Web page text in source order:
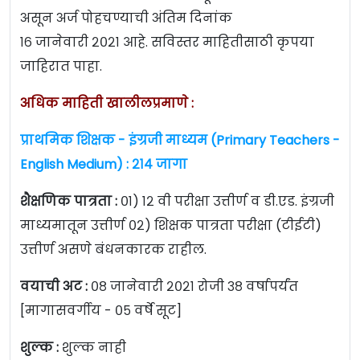
असून अर्ज पोहचण्याची अंतिम दिनांक
१६ जानेवारी २०२१ आहे. सविस्तर माहितीसाठी कृपया
जाहिरात पाहा.
अधिक माहिती खालीलप्रमाणे :
प्राथमिक शिक्षक - इंग्रजी माध्यम (Primary Teachers -
English Medium) : २१४ जागा
शैक्षणिक पात्रता : ०१) १२ वी परीक्षा उत्तीर्ण व डी.एड. इंग्रजी
माध्यमातून उत्तीर्ण ०२) शिक्षक पात्रता परीक्षा (टीईटी)
उत्तीर्ण असणे बंधनकारक राहील.
वयाची अट : ०८ जानेवारी २०२१ रोजी३८ वर्षापर्यंत
[मागासवर्गीय - ०५ वर्षे सूट]
शुल्क : शुल्क नाही